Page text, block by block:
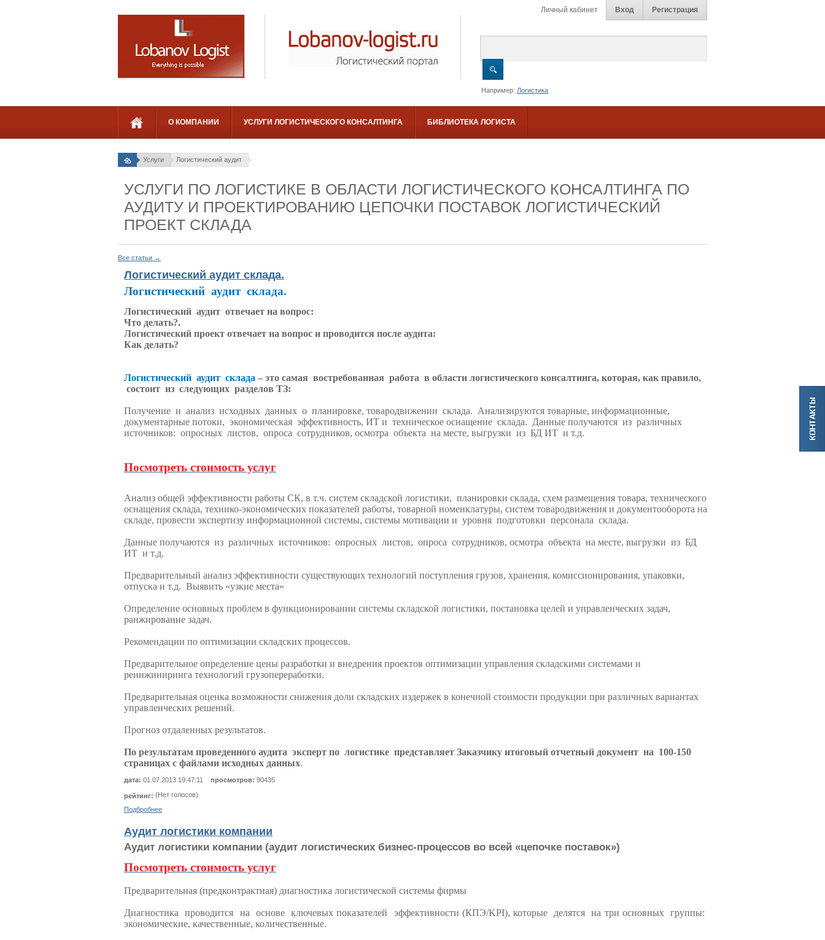
Личный кабинет Вход Регистрация
Например: Логистика
О КОМПАНИИ УСЛУГИ ЛОГИСТИЧЕСКОГО КОНСАЛТИНГА БИБЛИОТЕКА ЛОГИСТА
Услуги Логистический аудит
УСЛУГИ ПО ЛОГИСТИКЕ В ОБЛАСТИ ЛОГИСТИЧЕСКОГО КОНСАЛТИНГА ПО
АУДИТУ И ПРОЕКТИРОВАНИЮ ЦЕПОЧКИ ПОСТАВОК ЛОГИСТИЧЕСКИЙ
ПРОЕКТ СКЛАДА
Все статьи →
Логистический аудит склада.
Логистический аудит склада.
Логистический аудит отвечает на вопрос:
Что делать?.
Логистический проект отвечает на вопрос и проводится после аудита:
Как делать?
Логистический аудит склада – это самая востребованная работа в области логистического консалтинга, которая, как правило,
состоит из следующих разделов ТЗ:
Получение и анализ исходных данных о планировке, товародвижении склада. Анализируются товарные, информационные,
документарные потоки, экономическая эффективность, ИТ и техническое оснащение склада. Данные получаются из различных
источников: опросных листов, опроса сотрудников, осмотра объекта на месте, выгрузки из БД ИТ и т.д.
Посмотреть стоимость услуг
Анализ общей эффективности работы СК, в т.ч. систем складской логистики, планировки склада, схем размещения товара, технического
оснащения склада, технико-экономических показателей работы, товарной номенклатуры, систем товародвижения и документооборота на
складе, провести экспертизу информационной системы, системы мотивации и уровня подготовки персонала склада.
Данные получаются из различных источников: опросных листов, опроса сотрудников, осмотра объекта на месте, выгрузки из БД
ИТ и т.д.
Предварительный анализ эффективности существующих технологий поступления грузов, хранения, комиссионирования, упаковки,
отпуска и т.д. Выявить «узкие места»
Определение основных проблем в функционировании системы складской логистики, постановка целей и управленческих задач,
ранжирование задач.
Рекомендации по оптимизации складских процессов.
Предварительное определение цены разработки и внедрения проектов оптимизации управления складскими системами и
реинжиниринга технологий грузопереработки.
Предварительная оценка возможности снижения доли складских издержек в конечной стоимости продукции при различных вариантах
управленческих решений.
Прогноз отдаленных результатов.
По результатам проведенного аудита эксперт по логистике представляет Заказчику итоговый отчетный документ на 100-150
страницах с файлами исходных данных.
дата: 01.07.2013 19:47:11 просмотров: 90435
рейтинг: (Нет голосов)
Подбробнее
Аудит логистики компании
Аудит логистики компании (аудит логистических бизнес-процессов во всей «цепочке поставок»)
Посмотреть стоимость услуг
Предварительная (предконтрактная) диагностика логистической системы фирмы
Диагностика проводится на основе ключевых показателей эффективности (КПЭ/KPI), которые делятся на три основных группы:
экономические, качественные, количественные.